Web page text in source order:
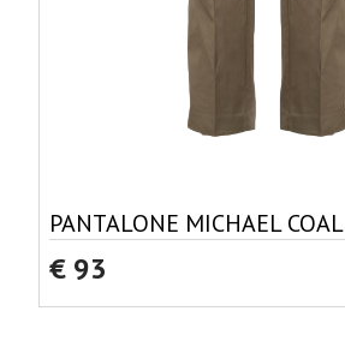
PANTALONE MICHAEL COAL
€ 93